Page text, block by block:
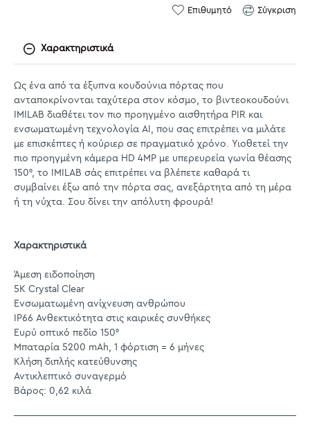
Επιθυμητό Σύγκριση
Χαρακτηριστικά
Ως ένα από τα έξυπνα κουδούνια πόρτας που
ανταποκρίνονται ταχύτερα στον κόσμο, το βιντεοκουδούνι
IMILAB διαθέτει τον πιο προηγμένο αισθητήρα PIR και
ενσωματωμένη τεχνολογία AI, που σας επιτρέπει να μιλάτε
με επισκέπτες ή κούριερ σε πραγματικό χρόνο. Υιοθετεί την
πιο προηγμένη κάμερα HD 4MP με υπερευρεία γωνία θέασης
150°, το IMILAB σάς επιτρέπει να βλέπετε καθαρά τι
συμβαίνει έξω από την πόρτα σας, ανεξάρτητα από τη μέρα
ή τη νύχτα. Σου δίνει την απόλυτη φρουρά!
Χαρακτηριστικά
Άμεση ειδοποίηση
5K Crystal Clear
Ενσωματωμένη ανίχνευση ανθρώπου
IP66 Ανθεκτικότητα στις καιρικές συνθήκες
Ευρύ οπτικό πεδίο 150°
Μπαταρία 5200 mAh, 1 φόρτιση = 6 μήνες
Κλήση διπλής κατεύθυνσης
Αντικλεπτικό συναγερμό
Βάρος: 0,62 κιλά